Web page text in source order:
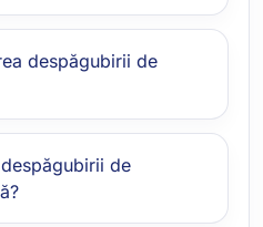
despăgubirii de
de